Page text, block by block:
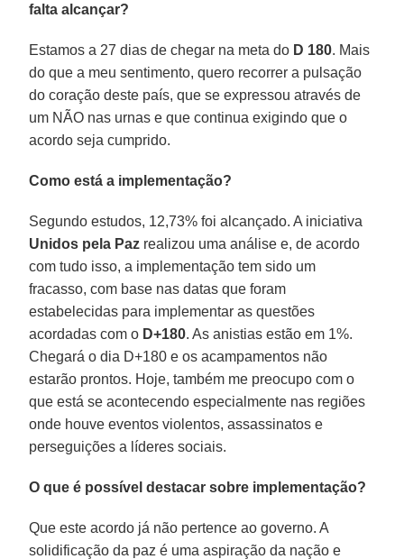
falta alcançar?
Estamos a 27 dias de chegar na meta do D 180. Mais
do que a meu sentimento, quero recorrer a pulsação
do coração deste país, que se expressou através de
um NÃO nas urnas e que continua exigindo que o
acordo seja cumprido.
Como está a implementação?
Segundo estudos, 12,73% foi alcançado. A iniciativa
Unidos pela Paz realizou uma análise e, de acordo
com tudo isso, a implementação tem sido um
fracasso, com base nas datas que foram
estabelecidas para implementar as questões
acordadas com o D+180. As anistias estão em 1%.
Chegará o dia D+180 e os acampamentos não
estarão prontos. Hoje, também me preocupo com o
que está se acontecendo especialmente nas regiões
onde houve eventos violentos, assassinatos e
perseguições a líderes sociais.
O que é possível destacar sobre implementação?
Que este acordo já não pertence ao governo. A
solidificação da paz é uma aspiração da nação e